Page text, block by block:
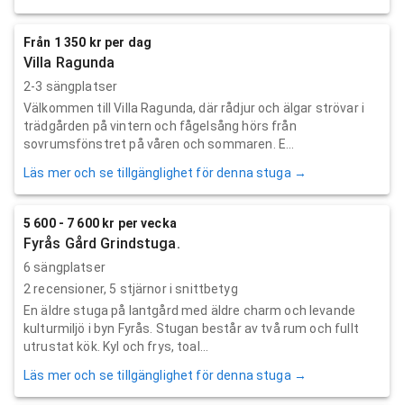
Från 1 350 kr per dag
Villa Ragunda
2-3 sängplatser
Välkommen till Villa Ragunda, där rådjur och älgar strövar i
trädgården på vintern och fågelsång hörs från
sovrumsfönstret på våren och sommaren. E...
Läs mer och se tillgänglighet för denna stuga →
5 600 - 7 600 kr per vecka
Fyrås Gård Grindstuga.
6 sängplatser
2 recensioner, 5 stjärnor i snittbetyg
En äldre stuga på lantgård med äldre charm och levande
kulturmiljö i byn Fyrås. Stugan består av två rum och fullt
utrustat kök. Kyl och frys, toal...
Läs mer och se tillgänglighet för denna stuga →